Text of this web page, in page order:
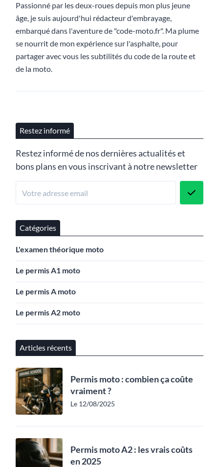
Passionné par les deux-roues depuis mon plus jeune
âge, je suis aujourd'hui rédacteur d'embrayage,
embarqué dans l'aventure de "code-moto.fr". Ma plume
se nourrit de mon expérience sur l'asphalte, pour
partager avec vous les subtilités du code de la route et
de la moto.
Restez informé
Restez informé de nos dernières actualités et
bons plans en vous inscrivant à notre newsletter
Catégories
L'examen théorique moto
Le permis A1 moto
Le permis A moto
Le permis A2 moto
Articles récents
Permis moto : combien ça coûte
vraiment ?
Le 12/08/2025
Permis moto A2 : les vrais coûts
en 2025